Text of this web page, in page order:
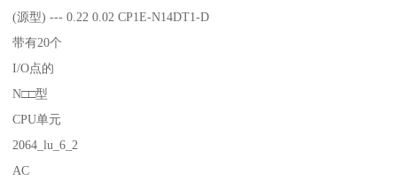
(源型) --- 0.22 0.02 CP1E-N14DT1-D
带有20个
I/O点的
N□□型
CPU单元
2064_lu_6_2
AC